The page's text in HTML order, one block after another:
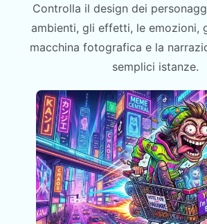
Controlla il design dei
ambienti, gli effetti, le emozioni,
macchina fotografica e la
semplici istanze.